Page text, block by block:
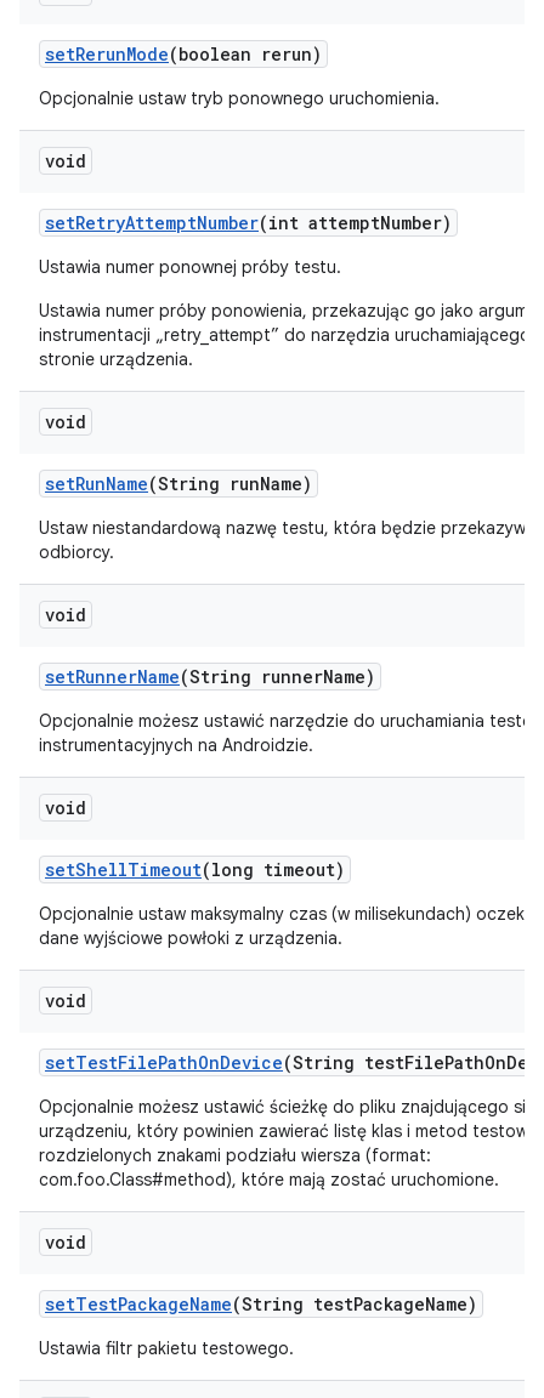
setRerunMode(boolean rerun)
Opcjonalnie ustaw tryb ponownego uruchomienia.
void
setRetryAttemptNumber(int attemptNumber)
Ustawia numer ponownej próby testu.
Ustawia numer próby ponowienia, przekazując go jako
instrumentacji „retry_attempt” do narzędzia uruchamiającego
stronie urządzenia.
void
setRunName(String runName)
Ustaw niestandardową nazwę testu, która będzie
odbiorcy.
void
setRunnerName(String runnerName)
Opcjonalnie możesz ustawić narzędzie do uruchamiania testów
instrumentacyjnych na Androidzie.
void
setShellTimeout(long timeout)
Opcjonalnie ustaw maksymalny czas (w milisekundach)
dane wyjściowe powłoki z urządzenia.
void
setTestFilePathOnDevice(String testFilePathOn
Opcjonalnie możesz ustawić ścieżkę do pliku znajdującego się
urządzeniu, który powinien zawierać listę klas i metod
rozdzielonych znakami podziału wiersza (format:
com.foo.Class#method), które mają zostać uruchomione.
void
setTestPackageName(String testPackageName)
Ustawia filtr pakietu testowego.